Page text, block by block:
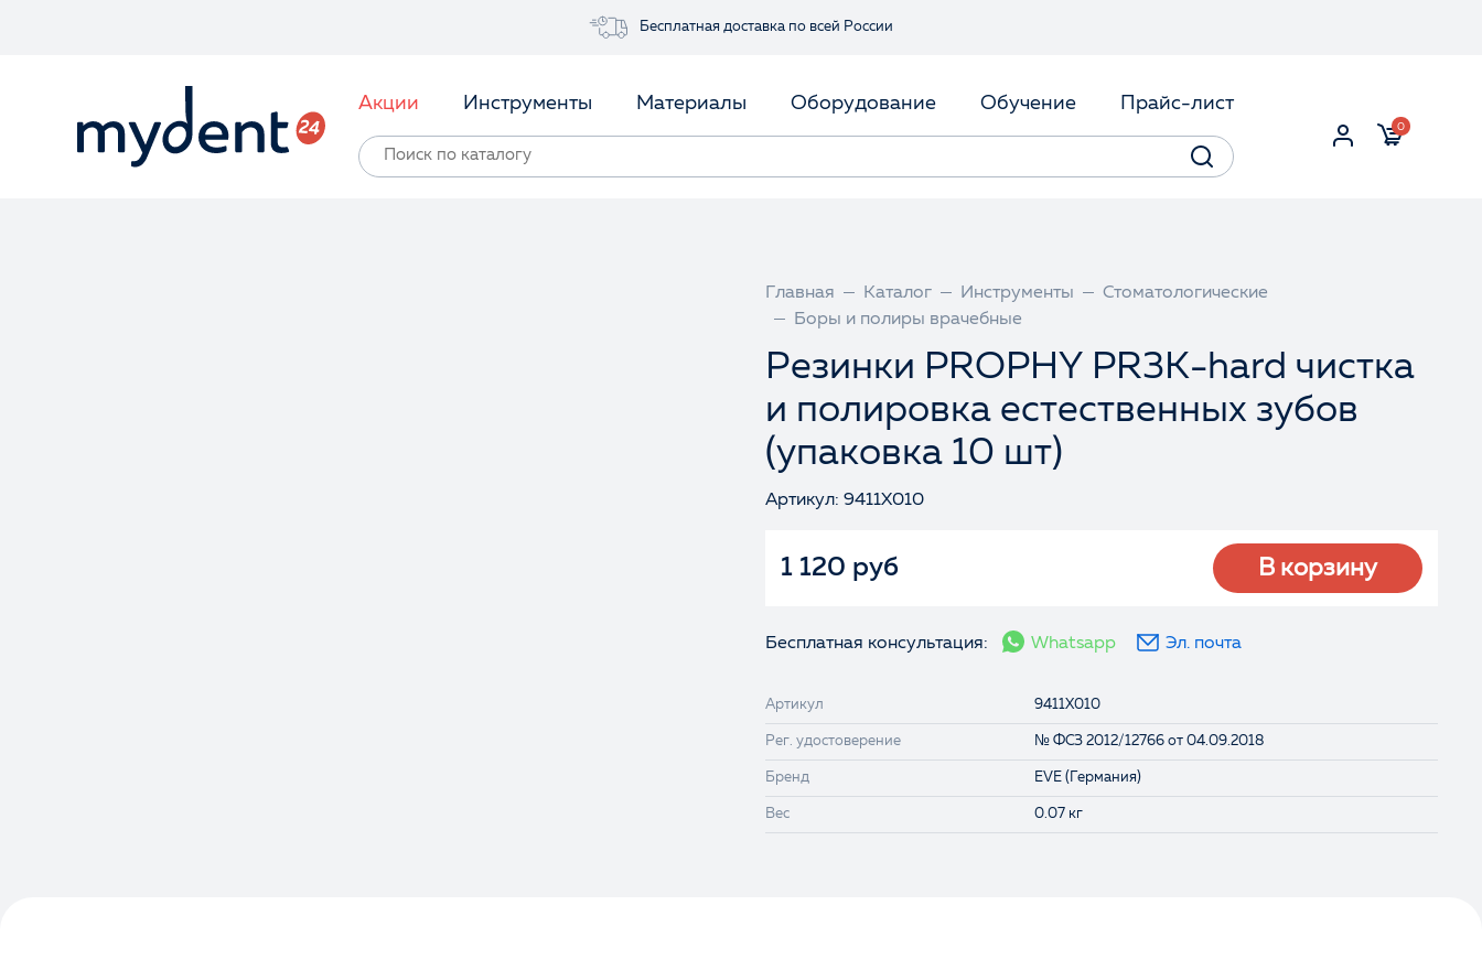
Бесплатная доставка по всей России
Акции Инструменты Материалы Оборудование Обучение Прайс-лист
0
Главная Каталог Инструменты
Стоматологические
Боры и полиры врачебные
Резинки PROPHY PR3K-hard чистка
и полировка естественных зубов
(упаковка 10 шт)
Артикул: 9411X010
1 120 руб В корзину
Бесплатная консультация: Whatsapp Эл. почта
Артикул 9411X010
Рег. удостоверение № ФСЗ 2012/12766 от 04.09.2018
Бренд EVE (Германия)
Вес 0.07 кг